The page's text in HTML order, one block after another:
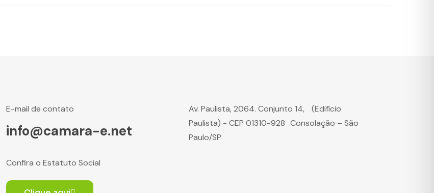
E-mail de contato
info@camara-e.net
Confira o Estatuto Social
Av. Paulista, 2064. Conjunto 14, (Edifício
Paulista) - CEP 01310-928 Consolação – São
Paulo/SP